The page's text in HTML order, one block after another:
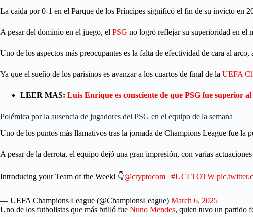
La caída por 0-1 en el Parque de los Príncipes significó el fin de su invicto en
A pesar del dominio en el juego, el PSG no logró reflejar su superioridad en el
Uno de los aspectos más preocupantes es la falta de efectividad de cara al
Ya que el sueño de los parisinos es avanzar a los cuartos de final de la UEFA
LEER MAS: Luis Enrique es consciente de que PSG fue superior
Polémica por la ausencia de jugadores del PSG en el equipo de la semana
Uno de los puntos más llamativos tras la jornada de Champions League fue
A pesar de la derrota, el equipo dejó una gran impresión, con varias
Introducing your Team of the Week! 👇@cryptocom | #UCLTOTW
— UEFA Champions League (@ChampionsLeague) March 6, 2025
Uno de los futbolistas que más brilló fue Nuno Mendes, quien tuvo un partido